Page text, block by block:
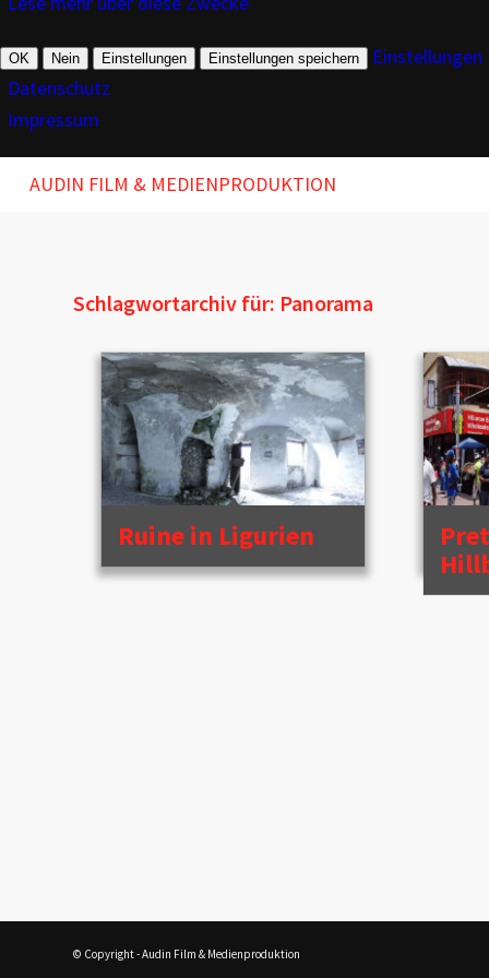
OK Nein Einstellungen Einstellungen speichern
Einstellungen
Datenschutz
Impressum
AUDIN FILM & MEDIENPRODUKTION
Schlagwortarchiv für: Panorama
Ruine in Ligurien
© Copyright - Audin Film & Medienproduktion